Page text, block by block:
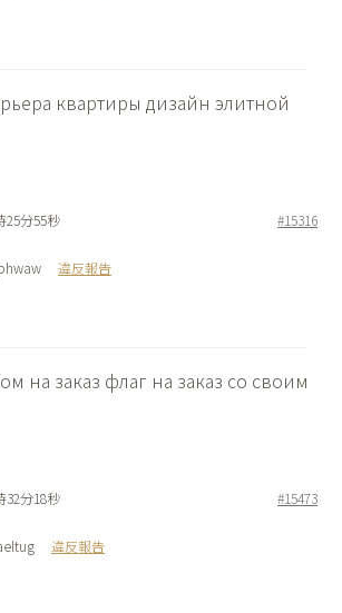
квартиры дизайн элитной
25分55秒 #15316
違反報告
на заказ флаг на заказ со своим
32分18秒 #15473
違反報告